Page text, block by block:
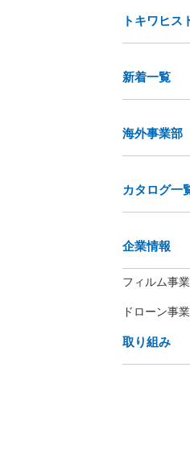
トキワヒス
新着一覧
海外事業部
カタログ一
企業情報
フィルム事
ドローン事
取り組み